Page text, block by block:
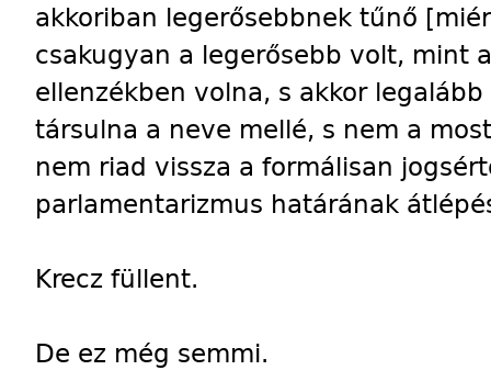
akkoriban legerősebbnek tűnő
csakugyan a legerősebb volt, mint
ellenzékben volna, s akkor
társulna a neve mellé, s nem a
nem riad vissza a formálisan
parlamentarizmus határának
Krecz füllent.
De ez még semmi.